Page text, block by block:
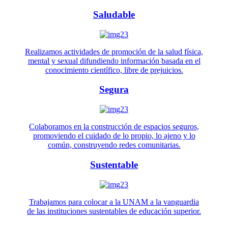
Saludable
Realizamos actividades de promoción de la salud física,
mental y sexual difundiendo información basada en el
conocimiento científico, libre de prejuicios.
Segura
Colaboramos en la construcción de espacios seguros,
promoviendo el cuidado de lo propio, lo ajeno y lo
común, construyendo redes comunitarias.
Sustentable
Trabajamos para colocar a la UNAM a la vanguardia
de las instituciones sustentables de educación superior.